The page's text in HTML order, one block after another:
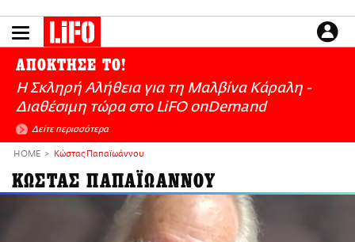
το
ΕΙΔΗΣΕΙΣ
CULTURE
ΑΠΟΨΕΙΣ
ΤΡΟΠΟΣ ΖΩΗΣ
PODCASTS
Plus
ΑΠΟΚΤΗΣΕ ΤΟ!
Η Σκληρή Αλήθεια για τη Μαλβίνα Κάραλη -
Διαθέσιμη τώρα στo LiFO onDemand
Δείτε περισσότερα
HOME Κώστας Παπαϊωάννου
ΚΩΣΤΑΣ ΠΑΠΑΪΩΑΝΝΟΥ